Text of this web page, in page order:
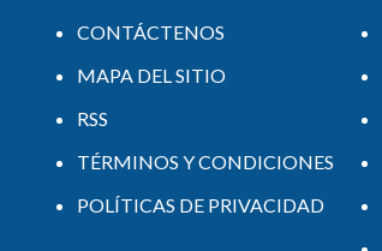
CONTÁCTENOS
MAPA DEL SITIO
RSS
TÉRMINOS Y CONDICIONES
POLÍTICAS DE PRIVACIDAD